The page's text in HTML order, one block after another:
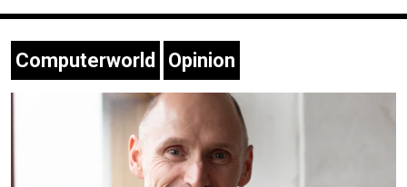
Computerworld Opinion